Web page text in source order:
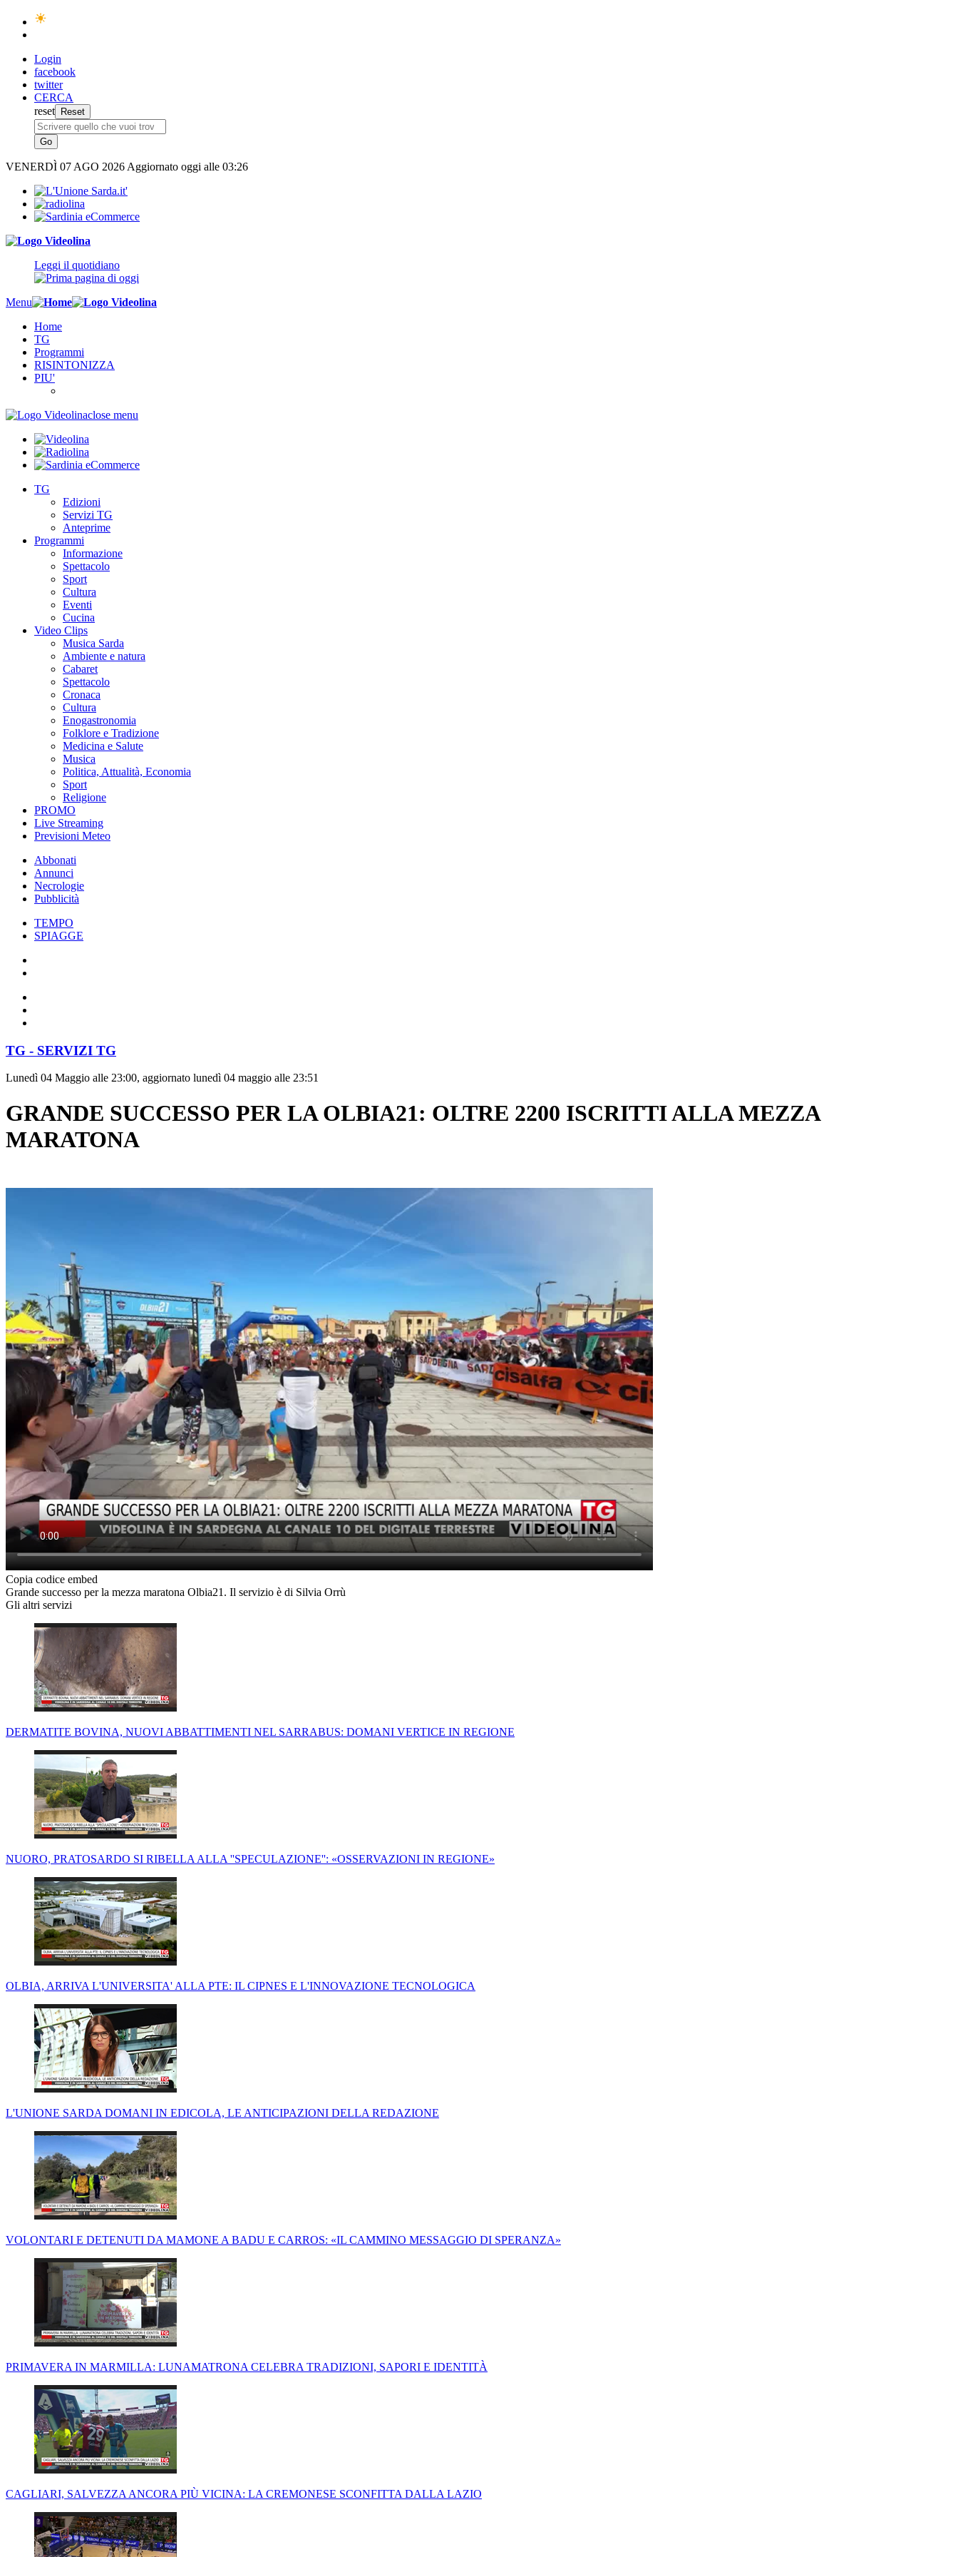
Login
facebook
twitter
CERCA
reset
VENERDÌ 07 AGO 2026 Aggiornato oggi alle 03:26
Leggi il quotidiano
Menu
Home
TG
Programmi
RISINTONIZZA
PIU'
close menu
TG
Edizioni
Servizi TG
Anteprime
Programmi
Informazione
Spettacolo
Sport
Cultura
Eventi
Cucina
Video Clips
Musica Sarda
Ambiente e natura
Cabaret
Spettacolo
Cronaca
Cultura
Enogastronomia
Folklore e Tradizione
Medicina e Salute
Musica
Politica, Attualità, Economia
Sport
Religione
PROMO
Live Streaming
Previsioni Meteo
Abbonati
Annunci
Necrologie
Pubblicità
TEMPO
SPIAGGE
TG - SERVIZI TG
Lunedì 04 Maggio alle 23:00, aggiornato lunedì 04 maggio alle 23:51
GRANDE SUCCESSO PER LA OLBIA21: OLTRE 2200 ISCRITTI ALLA MEZZA
MARATONA
Copia codice embed
Grande successo per la mezza maratona Olbia21. Il servizio è di Silvia Orrù
Gli altri servizi
DERMATITE BOVINA, NUOVI ABBATTIMENTI NEL SARRABUS: DOMANI VERTICE IN REGIONE
NUORO, PRATOSARDO SI RIBELLA ALLA ''SPECULAZIONE'': «OSSERVAZIONI IN REGIONE»
OLBIA, ARRIVA L'UNIVERSITA' ALLA PTE: IL CIPNES E L'INNOVAZIONE TECNOLOGICA
L'UNIONE SARDA DOMANI IN EDICOLA, LE ANTICIPAZIONI DELLA REDAZIONE
VOLONTARI E DETENUTI DA MAMONE A BADU E CARROS: «IL CAMMINO MESSAGGIO DI SPERANZA»
PRIMAVERA IN MARMILLA: LUNAMATRONA CELEBRA TRADIZIONI, SAPORI E IDENTITÀ
CAGLIARI, SALVEZZA ANCORA PIÙ VICINA: LA CREMONESE SCONFITTA DALLA LAZIO